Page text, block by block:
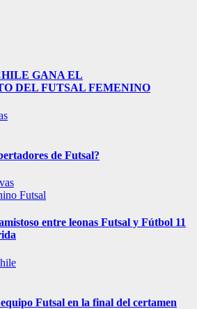
GANA EL
DEL FUTSAL FEMENINO
de Futsal?
Futsal
entre leonas Futsal y Fútbol 11
Futsal en la final del certamen